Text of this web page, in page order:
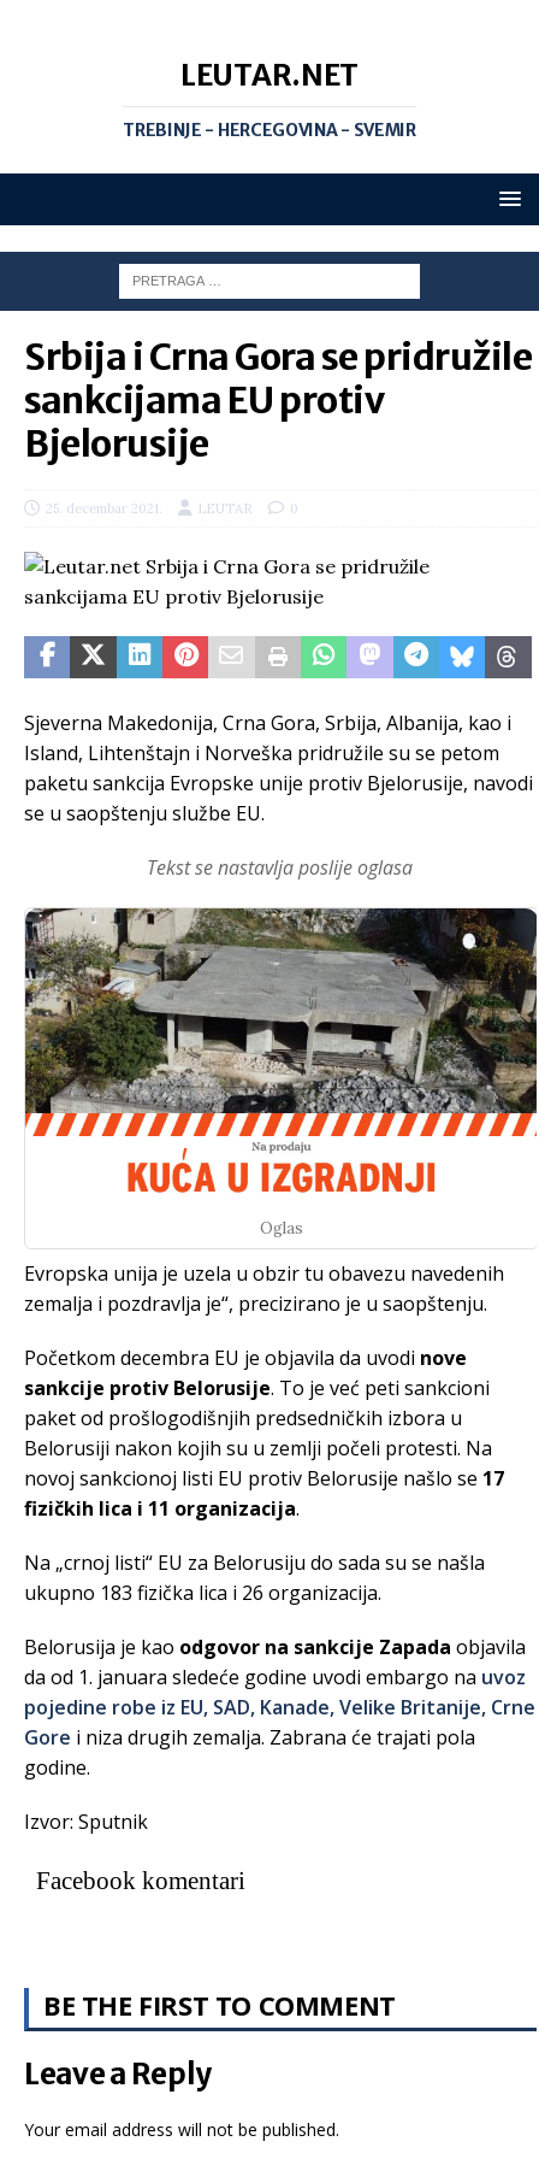
LEUTAR.NET
TREBINJE - HERCEGOVINA - SVEMIR
Srbija i Crna Gora se pridružile
sankcijama EU protiv
Bjelorusije
25. decembar 2021. LEUTAR 0
Sjeverna Makedonija, Crna Gora, Srbija, Albanija, kao i
Island, Lihtenštajn i Norveška pridružile su se petom
paketu sankcija Evropske unije protiv Bjelorusije, navodi
se u saopštenju službe EU.
Tekst se nastavlja poslije oglasa
Oglas
Evropska unija je uzela u obzir tu obavezu navedenih
zemalja i pozdravlja je“, precizirano je u saopštenju.
Početkom decembra EU je objavila da uvodi nove
sankcije protiv Belorusije. To je već peti sankcioni
paket od prošlogodišnjih predsedničkih izbora u
Belorusiji nakon kojih su u zemlji počeli protesti. Na
novoj sankcionoj listi EU protiv Belorusije našlo se 17
fizičkih lica i 11 organizacija.
Na „crnoj listi“ EU za Belorusiju do sada su se našla
ukupno 183 fizička lica i 26 organizacija.
Belorusija je kao odgovor na sankcije Zapada objavila
da od 1. januara sledeće godine uvodi embargo na uvoz
pojedine robe iz EU, SAD, Kanade, Velike Britanije, Crne
Gore i niza drugih zemalja. Zabrana će trajati pola
godine.
Izvor: Sputnik
Facebook komentari
BE THE FIRST TO COMMENT
Leave a Reply
Your email address will not be published.